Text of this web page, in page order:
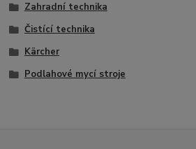
Zahradní technika
Čistící technika
Kärcher
Podlahové mycí stroje